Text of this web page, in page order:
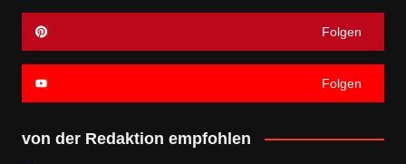
Folgen
Folgen
von der Redaktion empfohlen